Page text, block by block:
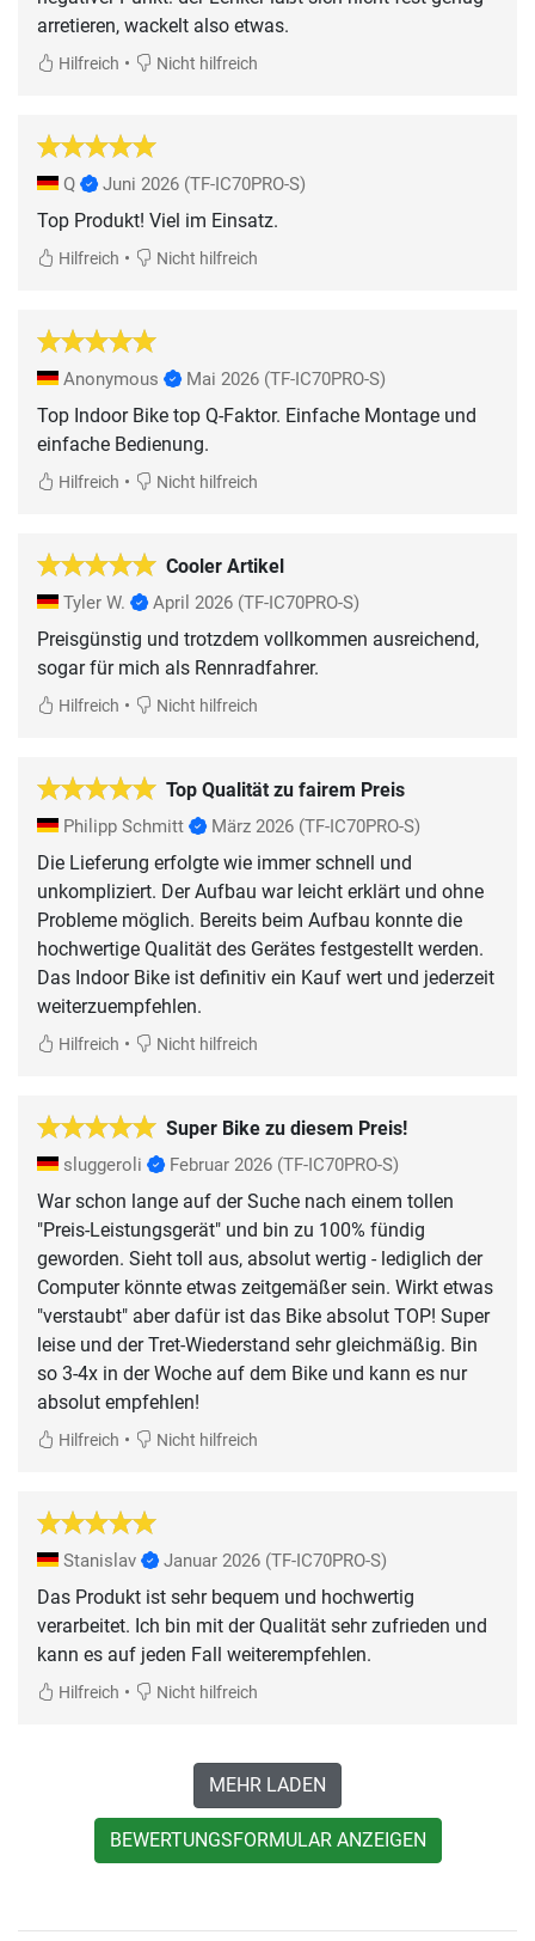
arretieren, wackelt also etwas.
Hilfreich • Nicht hilfreich
Q Juni 2026 (TF-IC70PRO-S)
Top Produkt! Viel im Einsatz.
Hilfreich • Nicht hilfreich
Anonymous Mai 2026 (TF-IC70PRO-S)
Top Indoor Bike top Q-Faktor. Einfache Montage und
einfache Bedienung.
Hilfreich • Nicht hilfreich
Cooler Artikel
Tyler W. April 2026 (TF-IC70PRO-S)
Preisgünstig und trotzdem vollkommen ausreichend,
sogar für mich als Rennradfahrer.
Hilfreich • Nicht hilfreich
Top Qualität zu fairem Preis
Philipp Schmitt März 2026 (TF-IC70PRO-S)
Die Lieferung erfolgte wie immer schnell und
unkompliziert. Der Aufbau war leicht erklärt und ohne
Probleme möglich. Bereits beim Aufbau konnte die
hochwertige Qualität des Gerätes festgestellt werden.
Das Indoor Bike ist definitiv ein Kauf wert und jederzeit
weiterzuempfehlen.
Hilfreich • Nicht hilfreich
Super Bike zu diesem Preis!
sluggeroli Februar 2026 (TF-IC70PRO-S)
War schon lange auf der Suche nach einem tollen
"Preis-Leistungsgerät" und bin zu 100% fündig
geworden. Sieht toll aus, absolut wertig - lediglich der
Computer könnte etwas zeitgemäßer sein. Wirkt etwas
"verstaubt" aber dafür ist das Bike absolut TOP! Super
leise und der Tret-Wiederstand sehr gleichmäßig. Bin
so 3-4x in der Woche auf dem Bike und kann es nur
absolut empfehlen!
Hilfreich • Nicht hilfreich
Stanislav Januar 2026 (TF-IC70PRO-S)
Das Produkt ist sehr bequem und hochwertig
verarbeitet. Ich bin mit der Qualität sehr zufrieden und
kann es auf jeden Fall weiterempfehlen.
Hilfreich • Nicht hilfreich
MEHR LADEN
BEWERTUNGSFORMULAR ANZEIGEN